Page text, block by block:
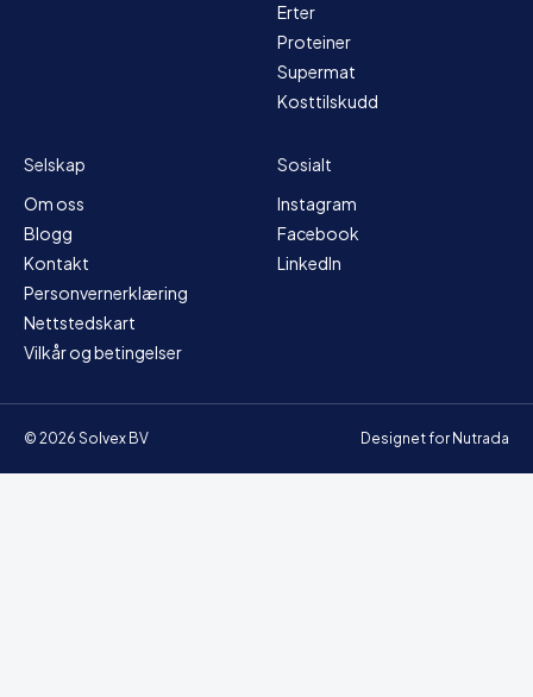
Erter
Proteiner
Supermat
Kosttilskudd
Selskap
Om oss
Blogg
Kontakt
Personvernerklæring
Nettstedskart
Vilkår og betingelser
Sosialt
Instagram
Facebook
LinkedIn
© 2026 Solvex BV Designet for Nutrada